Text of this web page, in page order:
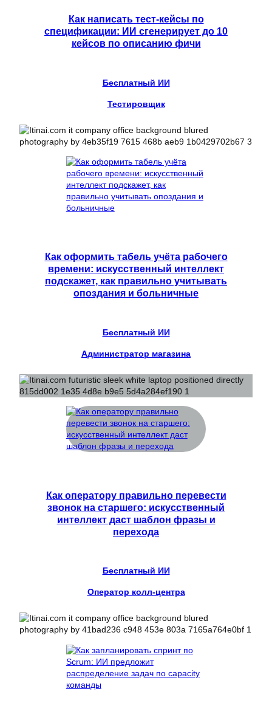
Как написать тест-кейсы по
спецификации: ИИ сгенерирует до 10
кейсов по описанию фичи
Бесплатный ИИ
Тестировщик
Как оформить табель учёта рабочего
времени: искусственный интеллект
подскажет, как правильно учитывать
опоздания и больничные
Бесплатный ИИ
Администратор магазина
Как оператору правильно перевести
звонок на старшего: искусственный
интеллект даст шаблон фразы и
перехода
Бесплатный ИИ
Оператор колл-центра